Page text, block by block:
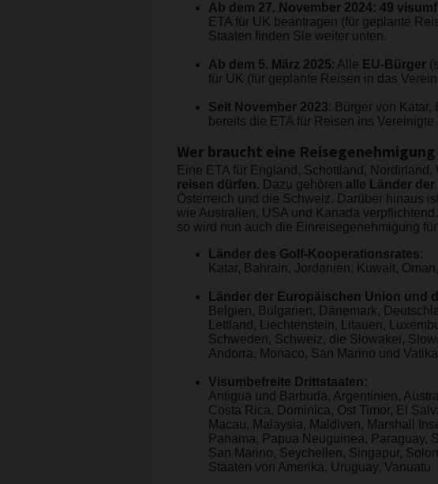
Ab dem 27. November 2024: 49
ETA für UK beantragen (für geplante
Staaten finden Sie weiter unten.
Ab dem 5. März 2025: Alle EU-Bürger
für UK (für geplante Reisen in das
Seit November 2023: Bürger von
bereits die ETA für Reisen ins
Wer braucht eine
Eine ETA für England, Schottland, Nordirland,
reisen dürfen. Dazu gehören alle Länder
Österreich und die Schweiz. Darüber hinaus
wie Australien, USA und Kanada
so wird nun auch die Einreisegenehmigung
Länder des Golf-Kooperationsrates:
Katar, Bahrain, Jordanien, Kuwait,
Länder der Europäischen Union und
Belgien, Bulgarien, Dänemark,
Lettland, Liechtenstein, Litauen,
Schweden, Schweiz, die Slowakei,
Andorra, Monaco, San Marino und
Visumbefreite Drittstaaten:
Antigua und Barbuda, Argentinien,
Costa Rica, Dominica, Ost Timor, El
Macau, Malaysia, Maldiven, Marshall
Panama, Papua Neuguinea, Paraguay,
San Marino, Seychellen, Singapur,
Staaten von Amerika, Uruguay, Vanuatu